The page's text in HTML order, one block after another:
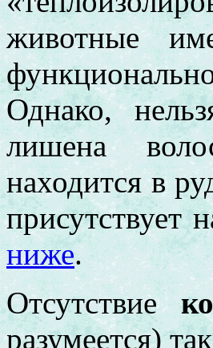
животные
Однако,
лишена
находится в
присутствует
ниже.
Отсутствие
разумеется)